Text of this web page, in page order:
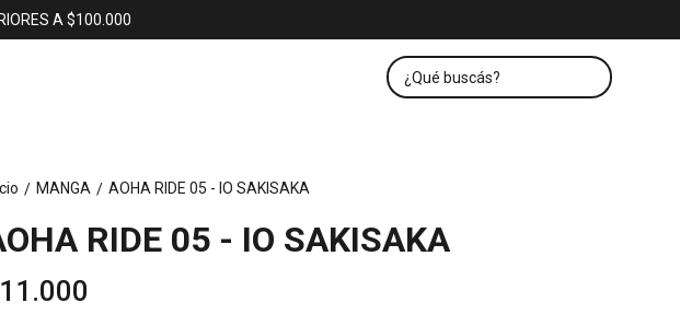
A $100.000
/ MANGA / AOHA RIDE 05 - IO SAKISAKA
RIDE 05 - IO SAKISAKA